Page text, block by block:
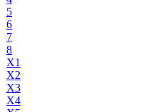
5
6
7
8
X1
X2
X3
X4